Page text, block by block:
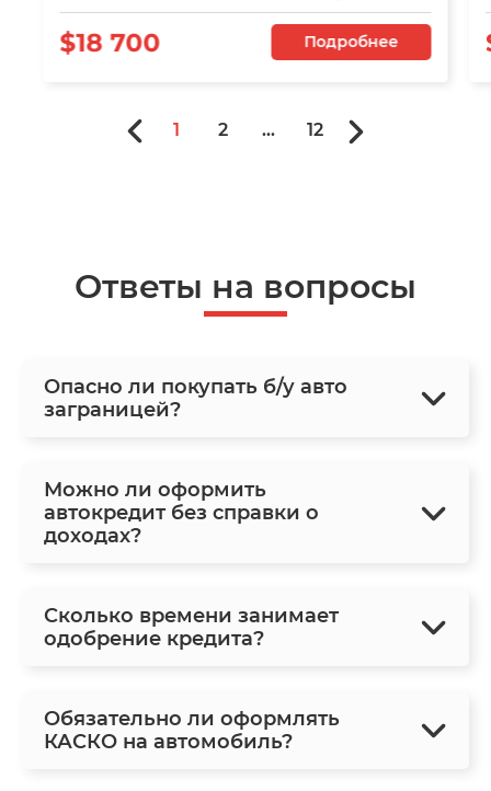
$18 700 Подробнее
1 2 ... 12
Ответы на вопросы
Опасно ли покупать б/у авто
заграницей?
Можно ли оформить
автокредит без справки о
доходах?
Сколько времени занимает
одобрение кредита?
Обязательно ли оформлять
КАСКО на автомобиль?